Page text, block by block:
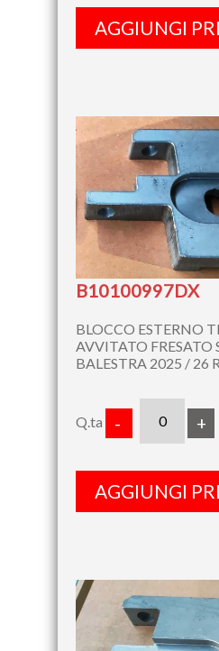
AGGIUNGI
B10100997DX
BLOCCO ESTERNO
AVVITATO FRESATO
BALESTRA 2025 / 26
Q.ta - +
AGGIUNGI